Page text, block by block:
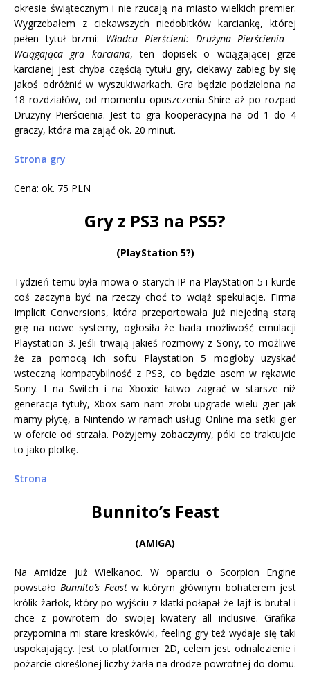
okresie świątecznym i nie rzucają na miasto wielkich premier.
Wygrzebałem z ciekawszych niedobitków karciankę, której
pełen tytuł brzmi: Władca Pierścieni: Drużyna Pierścienia –
Wciągająca gra karciana, ten dopisek o wciągającej grze
karcianej jest chyba częścią tytułu gry, ciekawy zabieg by się
jakoś odróżnić w wyszukiwarkach. Gra będzie podzielona na
18 rozdziałów, od momentu opuszczenia Shire aż po rozpad
Drużyny Pierścienia. Jest to gra kooperacyjna na od 1 do 4
graczy, która ma zająć ok. 20 minut.
Strona gry
Cena: ok. 75 PLN
Gry z PS3 na PS5?
(PlayStation 5?)
Tydzień temu była mowa o starych IP na PlayStation 5 i kurde
coś zaczyna być na rzeczy choć to wciąż spekulacje. Firma
Implicit Conversions, która przeportowała już niejedną starą
grę na nowe systemy, ogłosiła że bada możliwość emulacji
Playstation 3. Jeśli trwają jakieś rozmowy z Sony, to możliwe
że za pomocą ich softu Playstation 5 mogłoby uzyskać
wsteczną kompatybilność z PS3, co będzie asem w rękawie
Sony. I na Switch i na Xboxie łatwo zagrać w starsze niż
generacja tytuły, Xbox sam nam zrobi upgrade wielu gier jak
mamy płytę, a Nintendo w ramach usługi Online ma setki gier
w ofercie od strzała. Pożyjemy zobaczymy, póki co traktujcie
to jako plotkę.
Strona
Bunnito’s Feast
(AMIGA)
Na Amidze już Wielkanoc. W oparciu o Scorpion Engine
powstałoBunnito’s Feast w którym głównym bohaterem jest
królik żarłok, który po wyjściu z klatki połapał że lajf is brutal i
chce z powrotem do swojej kwatery all inclusive. Grafika
przypomina mi stare kreskówki, feeling gry też wydaje się taki
uspokajający. Jest to platformer 2D, celem jest odnalezienie i
pożarcie określonej liczby żarła na drodze powrotnej do domu.